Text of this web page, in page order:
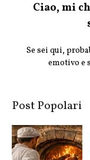
Ciao, mi
Se sei qui,
emotivo e
Post Popolari